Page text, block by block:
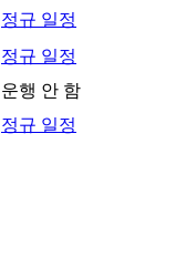
정규 일정
정규 일정
운행 안 함
정규 일정